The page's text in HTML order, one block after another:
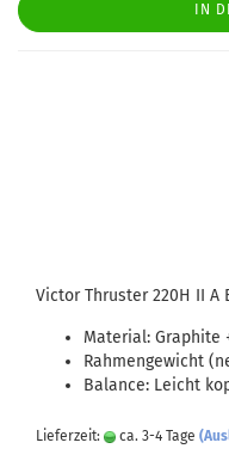
IN
Victor Thruster 220H II A
Material: Graphite
Rahmengewicht
Balance: Leicht
Lieferzeit: ca. 3-4 Tage